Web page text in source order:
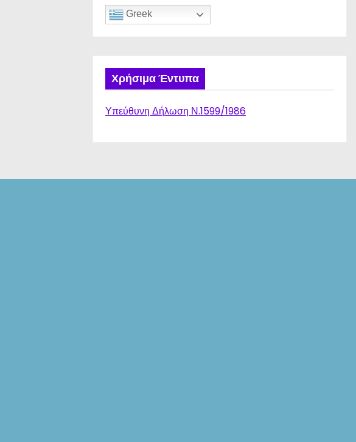
Greek
Χρήσιμα Έντυπα
Υπεύθυνη Δήλωση Ν.1599/1986